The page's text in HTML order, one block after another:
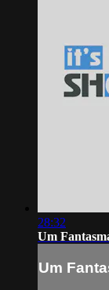
28:32
Um
Um